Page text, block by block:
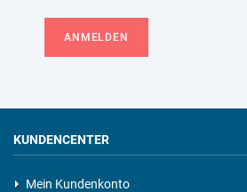
ANMELDEN
KUNDENCENTER
Mein Kundenkonto